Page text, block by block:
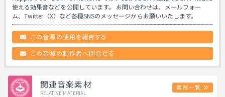
使える効果音などを公開しています。 お問い合わせは、メールフォー
ム、Twitter（X）など各種SNSのメッセージからお願いいたします。
この音源の使用を報告する
この音源の制作者へ問合せる
関連音楽素材
RELATIVE MATERIAL
素材一覧